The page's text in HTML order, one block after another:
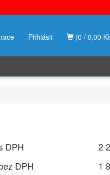
(0 / 0,00
Přihlásit
DPH
2
DPH
1